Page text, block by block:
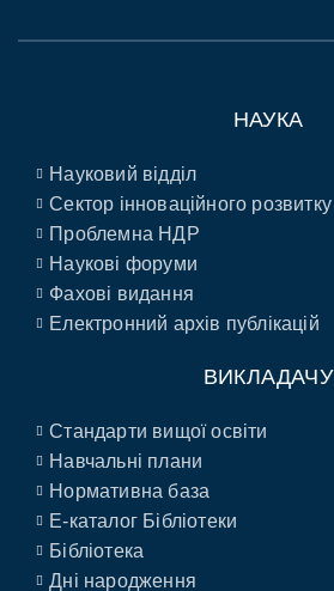
НАУКА
Науковий відділ
Сектор інноваційного розвитку
Проблемна НДР
Наукові форуми
Фахові видання
Електронний архів публікацій
ВИКЛАДАЧУ
Стандарти вищої освіти
Навчальні плани
Нормативна база
E-каталог Бібліотеки
Бібліотека
Дні народження